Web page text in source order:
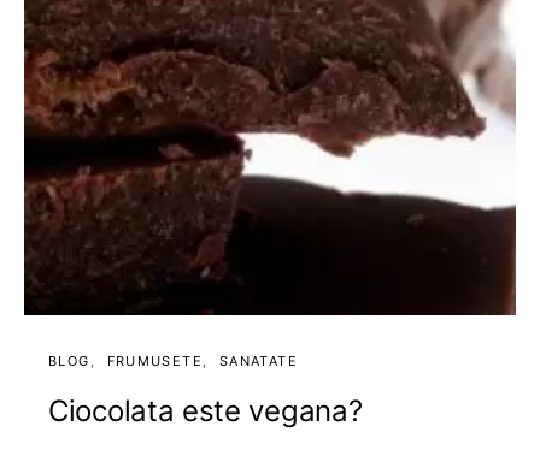
BLOG FRUMUSETE SANATATE
Ciocolata este vegana?